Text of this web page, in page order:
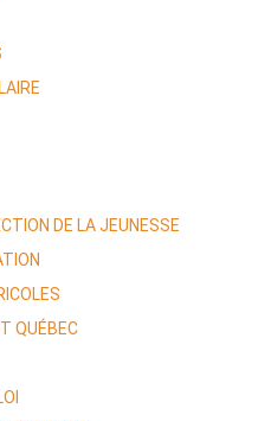
DE LA JEUNESSE
QUÉBEC